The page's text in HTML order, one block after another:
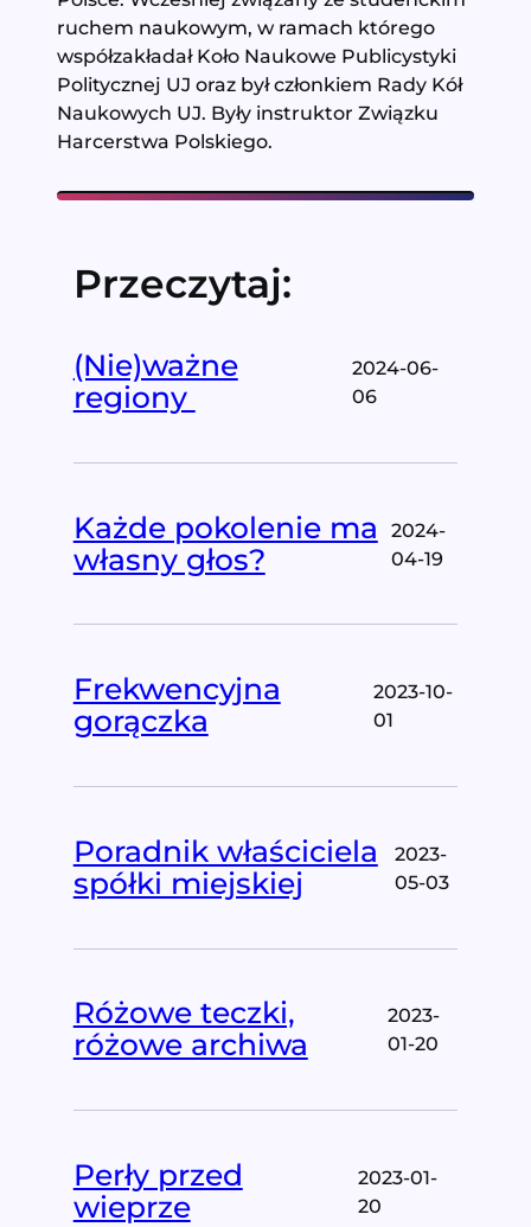
ruchem naukowym, w ramach którego
współzakładał Koło Naukowe Publicystyki
Politycznej UJ oraz był członkiem Rady Kół
Naukowych UJ. Były instruktor Związku
Harcerstwa Polskiego.
Przeczytaj:
(Nie)ważne
regiony
2024-06-
06
Każde pokolenie ma
własny głos?
2024-
04-19
Frekwencyjna
gorączka
2023-10-
01
Poradnik właściciela
spółki miejskiej
2023-
05-03
Różowe teczki,
różowe archiwa
2023-
01-20
Perły przed
wieprze
2023-01-
20